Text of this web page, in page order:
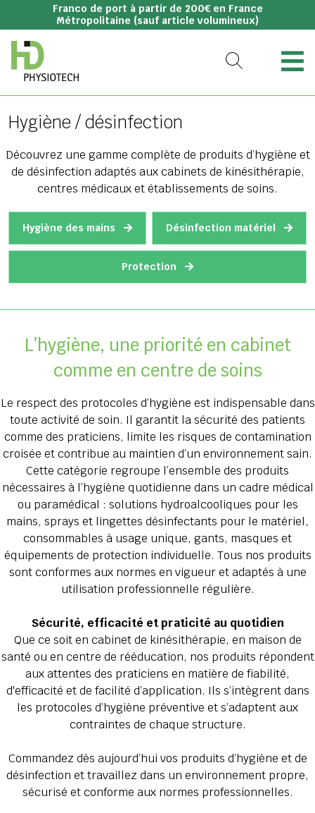
Franco de port à partir de 200€ en France
Métropolitaine (sauf article volumineux)
Hygiène / désinfection
Découvrez une gamme complète de produits d’hygiène et
de désinfection adaptés aux cabinets de kinésithérapie,
centres médicaux et établissements de soins.
Hygiène des mains Désinfection matériel
Protection
L’hygiène, une priorité en cabinet
comme en centre de soins
Le respect des protocoles d’hygiène est indispensable dans
toute activité de soin. Il garantit la sécurité des patients
comme des praticiens, limite les risques de contamination
croisée et contribue au maintien d’un environnement sain.
Cette catégorie regroupe l’ensemble des produits
nécessaires à l’hygiène quotidienne dans un cadre médical
ou paramédical : solutions hydroalcooliques pour les
mains, sprays et lingettes désinfectants pour le matériel,
consommables à usage unique, gants, masques et
équipements de protection individuelle. Tous nos produits
sont conformes aux normes en vigueur et adaptés à une
utilisation professionnelle régulière.
Sécurité, efficacité et praticité au quotidien
Que ce soit en cabinet de kinésithérapie, en maison de
santé ou en centre de rééducation, nos produits répondent
aux attentes des praticiens en matière de fiabilité,
d'efficacité et de facilité d’application. Ils s’intègrent dans
les protocoles d’hygiène préventive et s’adaptent aux
contraintes de chaque structure.
Commandez dès aujourd’hui vos produits d’hygiène et de
désinfection et travaillez dans un environnement propre,
sécurisé et conforme aux normes professionnelles.